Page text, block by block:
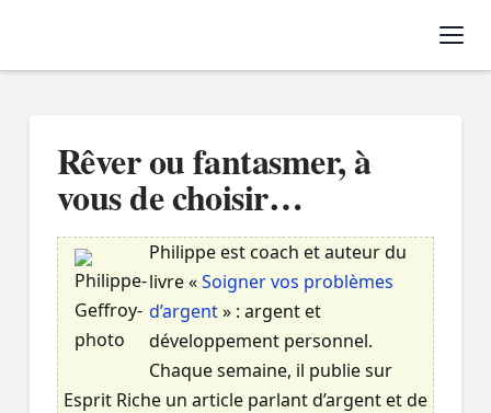
Rêver ou fantasmer, à
vous de choisir…
Philippe est coach et auteur du
livre «Soigner vos problèmes
d’argent» : argent et
développement personnel.
Chaque semaine, il publie sur
Esprit Riche un article parlant d’argent et de